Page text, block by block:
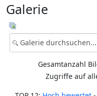
Galerie
Gesamtanzahl
Zugriffe auf